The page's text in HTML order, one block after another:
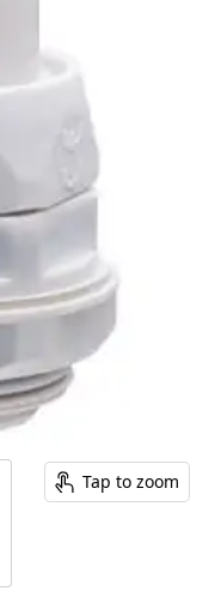
Tap to zoom